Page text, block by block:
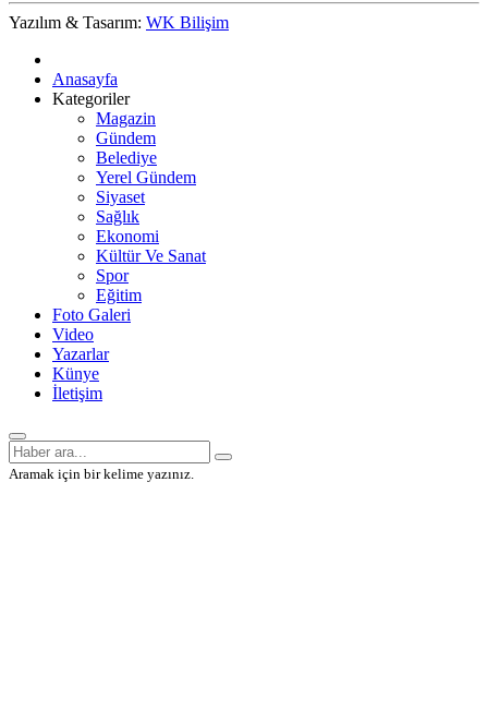
Yazılım & Tasarım: WK Bilişim
Anasayfa
Kategoriler
Magazin
Gündem
Belediye
Yerel Gündem
Siyaset
Sağlık
Ekonomi
Kültür Ve Sanat
Spor
Eğitim
Foto Galeri
Video
Yazarlar
Künye
İletişim
Aramak için bir kelime yazınız.